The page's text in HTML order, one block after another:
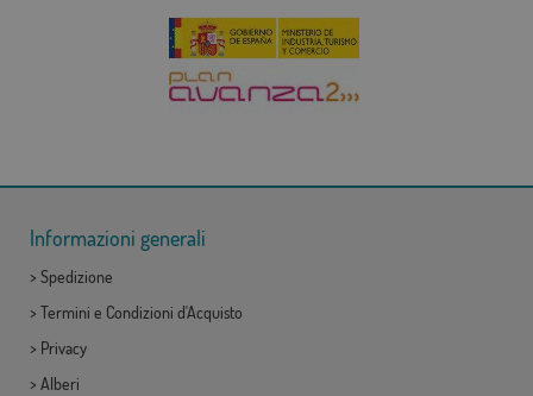
Informazioni generali
> Spedizione
> Termini e Condizioni d'Acquisto
> Privacy
> Alberi